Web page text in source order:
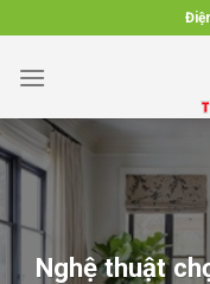
to
content
Nghệ thuật